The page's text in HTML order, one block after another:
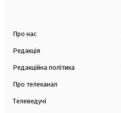
Про нас
Редакція
Редакційна політика
Про телеканал
Телеведучі